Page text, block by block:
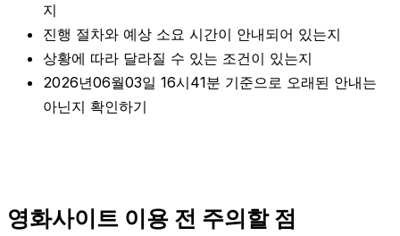
지
진행 절차와 예상 소요 시간이 안내되어 있는지
상황에 따라 달라질 수 있는 조건이 있는지
2026년06월03일 16시41분 기준으로 오래된 안내는
아닌지 확인하기
영화사이트 이용 전 주의할 점